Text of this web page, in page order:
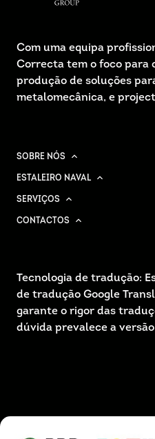
Com uma equipa
Correcta tem o foco para
produção de soluções
metalomecânica, e
SOBRE NÓS
ESTALEIRO NAVAL
SERVIÇOS
CONTACTOS
Tecnologia de tradução:
de tradução Google
garante o rigor das
dúvida prevalece a